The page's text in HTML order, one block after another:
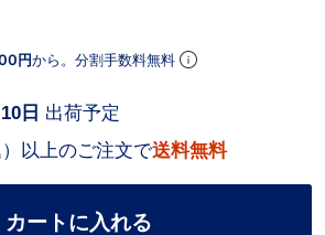
円から。分割手数料無料
以上のご注文で送料無料
日 出荷予定
カートに入れる